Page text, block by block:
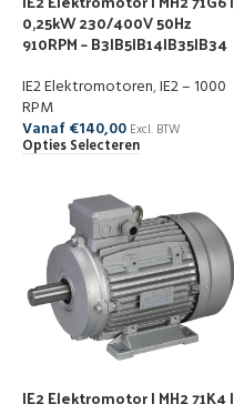
0,25kW 230/400V 50Hz
910RPM – B3|B5|B14|B35|B34
IE2 Elektromotoren,IE2 – 1000
RPM
Vanaf€140,00 Excl. BTW
Opties Selecteren
IE2 Elektromotor | MH2 71K4 |